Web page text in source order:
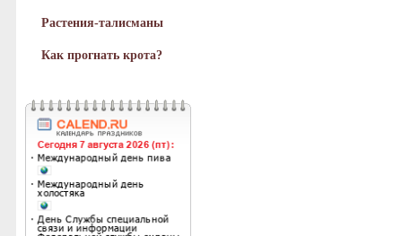
Растения-талисманы
Как прогнать крота?